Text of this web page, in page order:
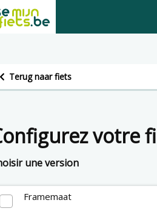
Terug naar fiets
votre
une version
Framemaat